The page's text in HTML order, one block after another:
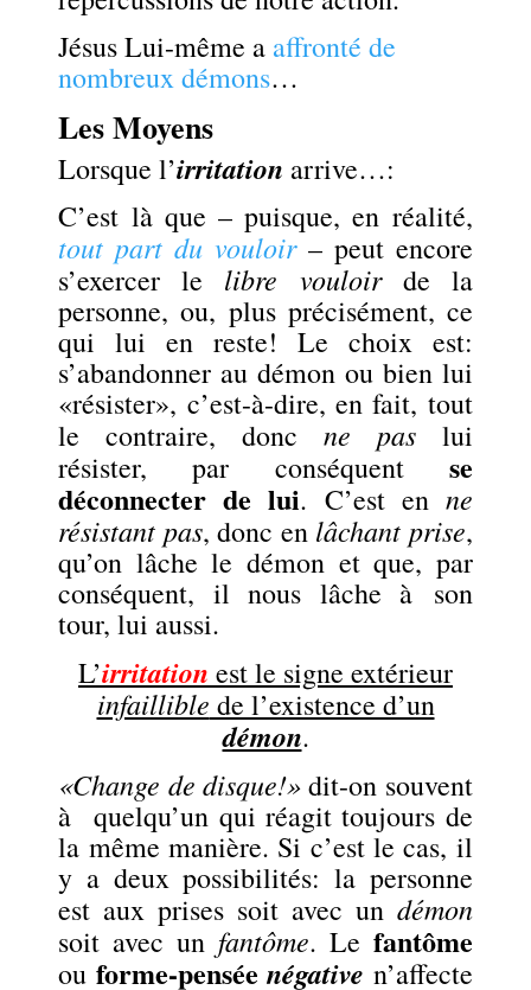
Jésus Lui-même a affronté de
nombreux démons…
Les Moyens
Lorsque l’irritation arrive…:
C’est là que – puisque, en réalité,
tout part du vouloir– peut encore
s’exercer le libre vouloirde la
personne, ou, plus précisément, ce
qui lui en reste! Le choix est:
s’abandonner au démon ou bien lui
«résister», c’est-à-dire, en fait, tout
le contraire, donc ne paslui
résister, par conséquent se
déconnecter de lui. C’est en ne
résistant pas, donc en lâchant prise,
qu’on lâche le démon et que, par
conséquent, il nous lâche à son
tour, lui aussi.
L’irritation est le signe extérieur
infaillible de l’existence d’un
démon.
«Change de disque!»dit-on souvent
à quelqu’un qui réagit toujours de
la même manière. Si c’est le cas, il
y a deux possibilités: la personne
est aux prises soit avec un démon
soit avec un fantôme. Le fantôme
ou forme-penséenégative n’affecte